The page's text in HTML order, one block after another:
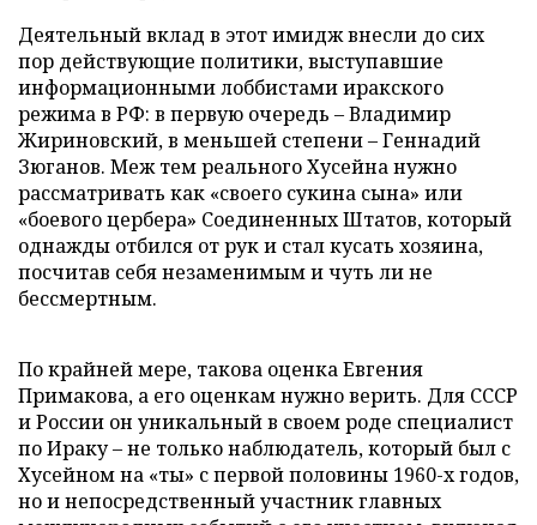
Деятельный вклад в этот имидж внесли до сих
пор действующие политики, выступавшие
информационными лоббистами иракского
режима в РФ: в первую очередь – Владимир
Жириновский, в меньшей степени – Геннадий
Зюганов. Меж тем реального Хусейна нужно
рассматривать как «своего сукина сына» или
«боевого цербера» Соединенных Штатов, который
однажды отбился от рук и стал кусать хозяина,
посчитав себя незаменимым и чуть ли не
бессмертным.
По крайней мере, такова оценка Евгения
Примакова, а его оценкам нужно верить. Для СССР
и России он уникальный в своем роде специалист
по Ираку – не только наблюдатель, который был с
Хусейном на «ты» с первой половины 1960-х годов,
но и непосредственный участник главных